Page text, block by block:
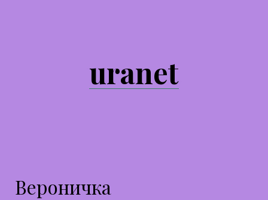
uranet
Вероничка